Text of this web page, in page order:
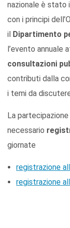
nazionale è stato
con i principi
il Dipartimento
l’evento annuale
consultazioni
contributi dalla
i temi da
La
necessario
giornate
registrazione
registrazione